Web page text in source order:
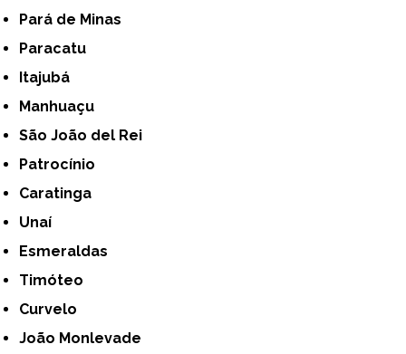
Pará de Minas
Paracatu
Itajubá
Manhuaçu
São João del Rei
Patrocínio
Caratinga
Unaí
Esmeraldas
Timóteo
Curvelo
João Monlevade